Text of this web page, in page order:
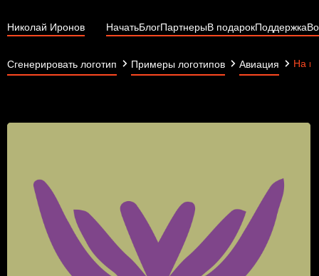
Николай Иронов НачатьБлогПартнерыВ подарокПоддержка
Сгенерировать логотип Примеры логотипов Авиация На